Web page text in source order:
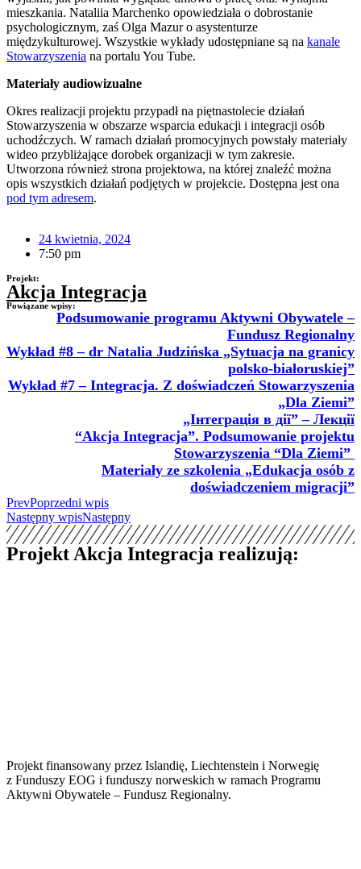
mieszkania. Nataliia Marchenko opowiedziała o dobrostanie
psychologicznym, zaś Olga Mazur o asystenturze
międzykulturowej. Wszystkie wykłady udostępniane są na kanale
Stowarzyszenia na portalu You Tube.
Materiały audiowizualne
Okres realizacji projektu przypadł na piętnastolecie działań
Stowarzyszenia w obszarze wsparcia edukacji i integracji osób
uchodźczych. W ramach działań promocyjnych powstały materiały
wideo przybliżające dorobek organizacji w tym zakresie.
Utworzona również strona projektowa, na której znaleźć można
opis wszystkich działań podjętych w projekcie. Dostępna jest ona
pod tym adresem.
24 kwietnia, 2024
7:50 pm
Projekt:
Akcja Integracja
Powiązane wpisy:
Podsumowanie programu Aktywni Obywatele –
Fundusz Regionalny
Wykład #8 – dr Natalia Judzińska „Sytuacja na granicy
polsko-białoruskiej”
Wykład #7 – Integracja. Z doświadczeń Stowarzyszenia
„Dla Ziemi”
„Інтеграція в дії” – Лекції
“Akcja Integracja”. Podsumowanie projektu
Stowarzyszenia “Dla Ziemi”
Materiały ze szkolenia „Edukacja osób z
doświadczeniem migracji”
PrevPoprzedni wpis
Następny wpisNastępny
Projekt Akcja Integracja realizują:
Projekt finansowany przez Islandię, Liechtenstein i Norwegię
z Funduszy EOG i funduszy norweskich w ramach Programu
Aktywni Obywatele – Fundusz Regionalny.